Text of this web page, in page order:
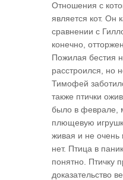
Отношения с
является кот. Он
сравнении с
конечно,
Пожилая бестия
расстроился, но
Тимофей
также птички
было в феврале,
плющевую
живая и не
нет. Птица в
понятно. Птичку
доказательство